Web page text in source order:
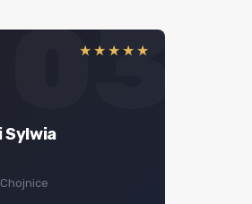
03
★★★★★
Sylwia